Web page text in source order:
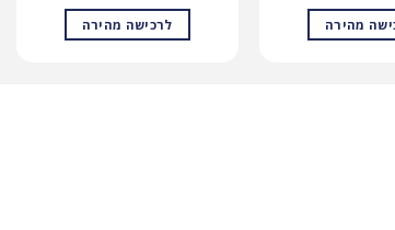
מהירה לרכישה מהירה